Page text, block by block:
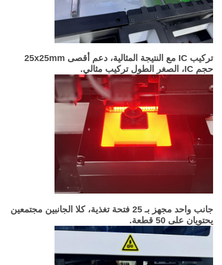
تركيب IC مع النتيجة المثالية، دعم أقصى 25x25mm
حجم IC، الصغر الطول تركيب مثالي.
جانب واحد مجهز بـ 25 فتحة تغذية، كلا الجانبين مجتمعين
يحتويان على 50 قطعة.